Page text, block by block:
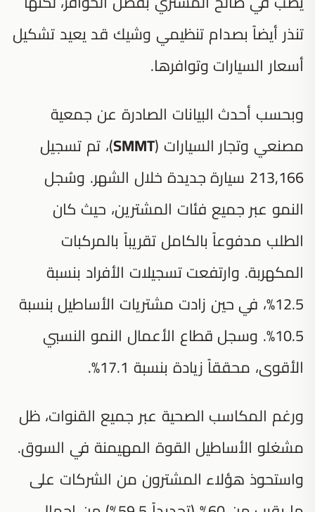
تنذر أيضاً بصدام تنظيمي وشيك قد يعيد تشكيل
أسعار السيارات وتوافرها.
وبحسب أحدث البيانات الصادرة عن جمعية
مصنعي وتجار السيارات (SMMT)، تم تسجيل
213,166 سيارة جديدة خلال الشهر. وسُجل
النمو عبر جميع فئات المشترين، حيث كان
الطلب مدفوعاً بالكامل تقريباً بالمركبات
المكهربة. وارتفعت تسجيلات الأفراد بنسبة
12.5%، في حين زادت مشتريات الأساطيل بنسبة
10.5%. وسجل قطاع الأعمال النمو النسبي
الأقوى، محققاً زيادة بنسبة 17.1%.
ورغم المكاسب الصحية عبر جميع القنوات، ظل
مشغلو الأساطيل القوة المهيمنة في السوق.
واستحوذ هؤلاء المشترون من الشركات على